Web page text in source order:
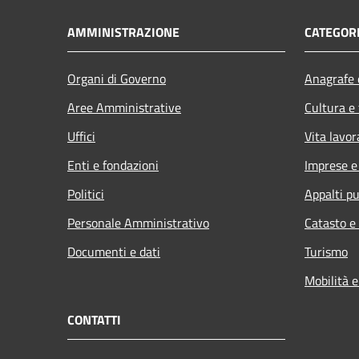
AMMINISTRAZIONE
Organi di Governo
Aree Amministrative
Uffici
Enti e fondazioni
Politici
Personale Amministrativo
Documenti e dati
Cultura
Vita
Imprese
Appalti
Catasto
Turismo
Mobilità
CONTATTI